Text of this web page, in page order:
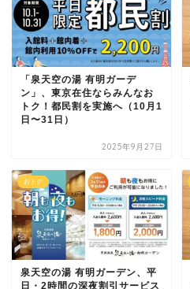
「泉天空の湯 有明ガーデ
ン」、東京在住ならみんなお
トク！都民割を実施へ（10月1
日〜31日）
2025年9月27日
おトク
泉天空の湯 有明ガーデン、平
日・2時間の深夜割引サービス